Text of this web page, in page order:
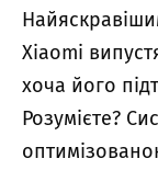
Xiaomi
хоча його
Розумієте?